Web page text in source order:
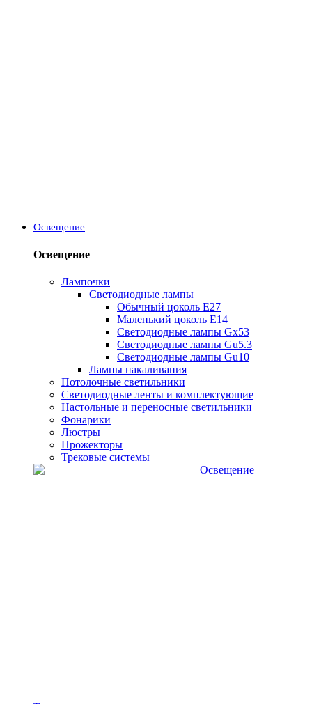
Освещение
Освещение
Лампочки
Светодиодные лампы
Обычный цоколь Е27
Маленький цоколь Е14
Светодиодные лампы Gx53
Светодиодные лампы Gu5.3
Светодиодные лампы Gu10
Лампы накаливания
Потолочные светильники
Светодиодные ленты и комплектующие
Настольные и переносные светильники
Фонарики
Люстры
Прожекторы
Трековые системы